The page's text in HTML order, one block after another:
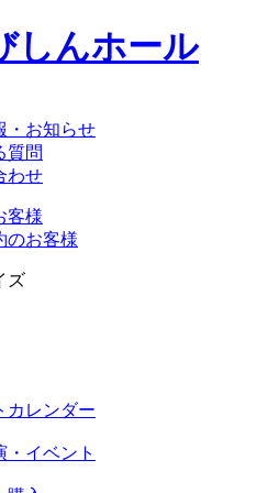
しんホール
客様
のお客様